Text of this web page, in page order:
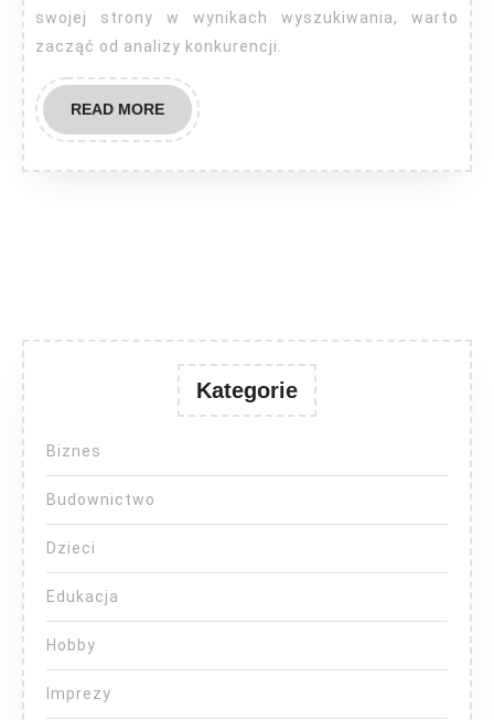
swojej strony w wynikach wyszukiwania, warto
zacząć od analizy konkurencji.
READ MOREREAD
MORE
Kategorie
Biznes
Budownictwo
Dzieci
Edukacja
Hobby
Imprezy